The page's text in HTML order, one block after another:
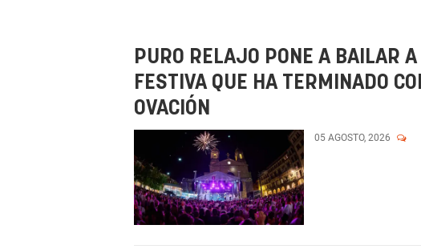
PURO RELAJO PONE A BAILAR
FESTIVA QUE HA TERMINADO
OVACIÓN
05 AGOSTO, 2026